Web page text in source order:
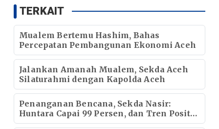
TERKAIT
Mualem Bertemu Hashim, Bahas
Percepatan Pembangunan Ekonomi Aceh
Jalankan Amanah Mualem, Sekda Aceh
Silaturahmi dengan Kapolda Aceh
Penanganan Bencana, Sekda Nasir:
Huntara Capai 99 Persen, dan Tren Positif
Pemulihan Infrastruktur